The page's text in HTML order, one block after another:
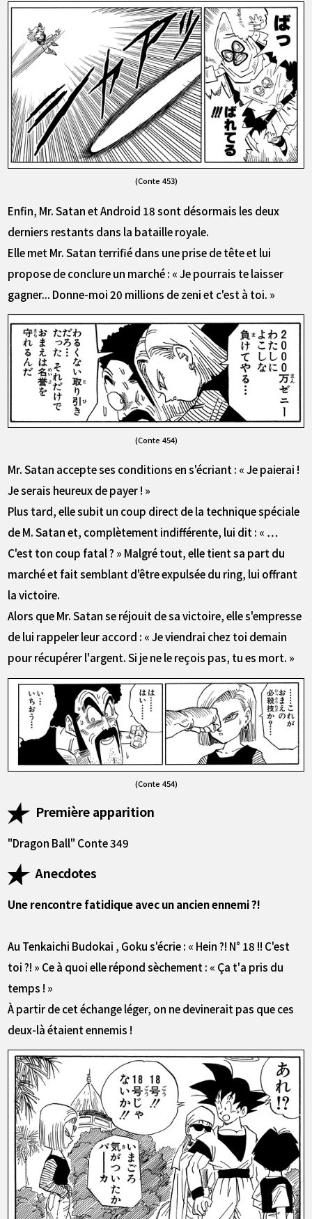
(Conte 453)
Enfin, Mr. Satan et Android 18 sont désormais les deux
derniers restants dans la bataille royale.
Elle met Mr. Satan terrifié dans une prise de tête et lui
propose de conclure un marché : « Je pourrais te laisser
gagner... Donne-moi 20 millions de zeni et c'est à toi. »
(Conte 454)
Mr. Satan accepte ses conditions en s'écriant : « Je paierai !
Je serais heureux de payer ! »
Plus tard, elle subit un coup direct de la technique spéciale
de M. Satan et, complètement indifférente, lui dit : « …
C'est ton coup fatal ? » Malgré tout, elle tient sa part du
marché et fait semblant d'être expulsée du ring, lui offrant
la victoire.
Alors que Mr. Satan se réjouit de sa victoire, elle s'empresse
de lui rappeler leur accord : « Je viendrai chez toi demain
pour récupérer l'argent. Si je ne le reçois pas, tu es mort. »
(Conte 454)
Première apparition
"Dragon Ball" Conte 349
Anecdotes
Une rencontre fatidique avec un ancien ennemi ?!
Au Tenkaichi Budokai , Goku s'écrie : « Hein ?! N° 18 !! C'est
toi ?! » Ce à quoi elle répond sèchement : « Ça t'a pris du
temps ! »
À partir de cet échange léger, on ne devinerait pas que ces
deux-là étaient ennemis !